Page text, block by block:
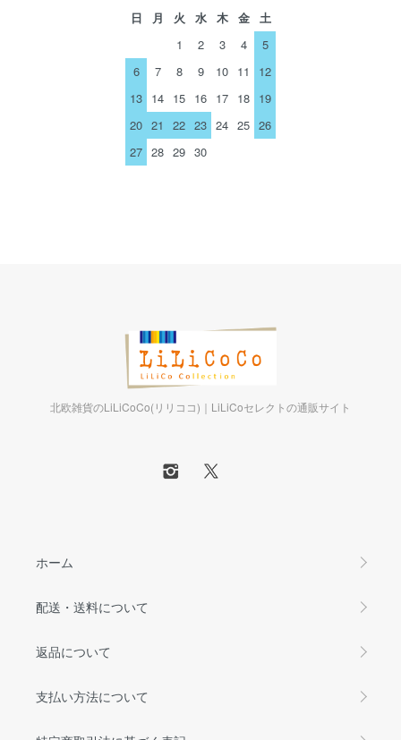
日 月 火 水 木 金
土
1
2 3 4
5
6
7 8 9 10 11
12
13 14 15 16 17 18 19
20 21 22 23 24 25 26
27 28 29 30
北欧雑貨のLiLiCoCo(リリココ)｜LiLiCoセレクトの通販サイト
ホーム
配送・送料について
返品について
支払い方法について